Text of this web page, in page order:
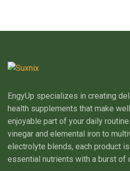
EngyUp specializes in creating
health supplements that make
enjoyable part of your daily
vinegar and elemental iron to
electrolyte blends, each product
essential nutrients with a burst of